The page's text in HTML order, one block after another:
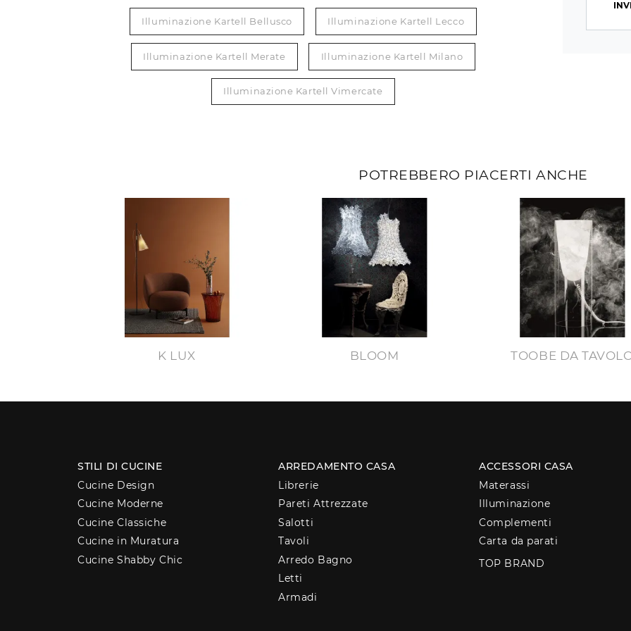
Illuminazione Kartell Bellusco Illuminazione Kartell Lecco
Illuminazione Kartell Merate Illuminazione Kartell Milano
Illuminazione Kartell Vimercate
POTREBBERO PIACERTI ANCHE
K LUX BLOOM TOOBE DA
STILI DI CUCINE
Cucine Design
Cucine Moderne
Cucine Classiche
Cucine in Muratura
Cucine Shabby Chic
ARREDAMENTO CASA
Librerie
Pareti Attrezzate
Salotti
Tavoli
Arredo Bagno
Letti
Armadi
ACCESSORI CASA
Materassi
Illuminazione
Complementi
Carta da parati
TOP BRAND